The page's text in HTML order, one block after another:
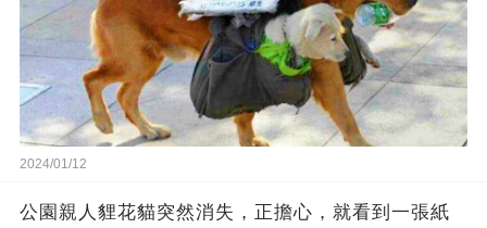
2024/01/12
公園親人貍花貓突然消失，正擔心，就看到一張紙